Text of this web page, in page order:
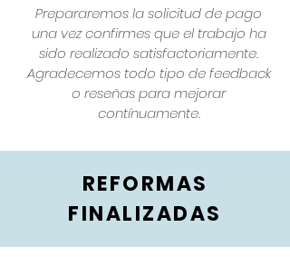
Prepararemos la solicitud de pago
una vez confirmes que el trabajo ha
sido realizado satisfactoriamente.
Agradecemos todo tipo de feedback
o reseñas para mejorar
contínuamente.
REFORMAS
FINALIZADAS